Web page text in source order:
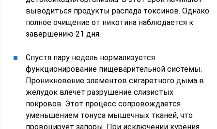
выводиться продукты распада токсинов. Однако
полное очищение от никотина наблюдается к
завершению 21 дня.
Спустя пару недель нормализуется
функционирование пищеварительной системы.
Проникновение элементов сигаретного дыма в
желудок влечет разрушение слизистых
покровов. Этот процесс сопровождается
уменьшением тонуса мышечных тканей, что
провоцирует запоры. При исключении курения